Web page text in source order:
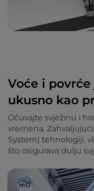
Voće i
ukusno kao
Očuvajte svježinu i
vremena.
System) tehnologiji,
što osigurava dulju